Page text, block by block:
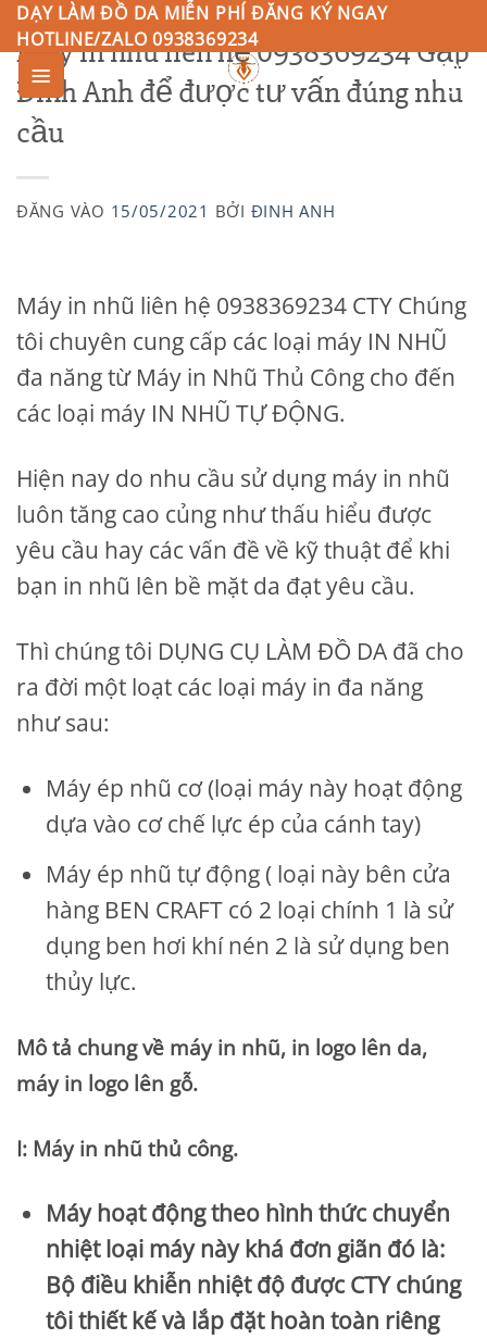
Bỏ
qua
nội
dung
DẠY LÀM ĐỒ DA MIỄN PHÍ ĐĂNG KÝ NGAY
HOTLINE/ZALO 0938369234
0
Máy in nhũ liên hệ 0938369234 Gặp
Đinh Anh để được tư vấn đúng nhu
cầu
ĐĂNG VÀO 15/05/2021 BỞI ĐINH ANH
Máy in nhũ liên hệ 0938369234 CTY Chúng
tôi chuyên cung cấp các loại máy IN NHŨ
đa năng từ Máy in Nhũ Thủ Công cho đến
các loại máy IN NHŨ TỰ ĐỘNG.
Hiện nay do nhu cầu sử dụng máy in nhũ
luôn tăng cao củng như thấu hiểu được
yêu cầu hay các vấn đề về kỹ thuật để khi
bạn in nhũ lên bề mặt da đạt yêu cầu.
Thì chúng tôi DỤNG CỤ LÀM ĐỒ DA đã cho
ra đời một loạt các loại máy in đa năng
như sau:
Máy ép nhũ cơ (loại máy này hoạt động
dựa vào cơ chế lực ép của cánh tay)
Máy ép nhũ tự động ( loại này bên cửa
hàng BEN CRAFT có 2 loại chính 1 là sử
dụng ben hơi khí nén 2 là sử dụng ben
thủy lực.
Mô tả chung về máy in nhũ, in logo lên da,
máy in logo lên gỗ.
I: Máy in nhũ thủ công.
Máy hoạt động theo hình thức chuyển
nhiệt loại máy này khá đơn giãn đó là:
Bộ điều khiễn nhiệt độ được CTY chúng
tôi thiết kế và lắp đặt hoàn toàn riêng